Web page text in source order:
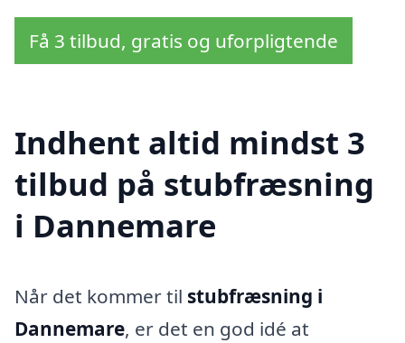
Få 3 tilbud, gratis og uforpligtende
Indhent altid mindst 3
tilbud på stubfræsning
i Dannemare
Når det kommer til stubfræsning i
Dannemare, er det en god idé at